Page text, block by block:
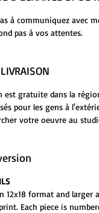
à communiquez avec
pas à vos attentes.
est gratuite dans la
pour les gens à
votre oeuvre au
12x18 format and larger
Each piece is